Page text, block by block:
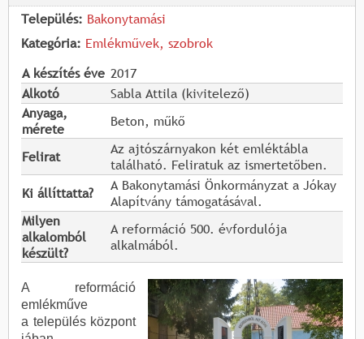
Település: Bakonytamási
Kategória: Emlékművek, szobrok
A készítés éve 2017
Alkotó
Sabla Attila (kivitelező)
Anyaga,
mérete
Beton, műkő
Felirat
Az ajtószárnyakon két emléktábla
található. Feliratuk az ismertetőben.
Ki állíttatta?
A Bakonytamási Önkormányzat a Jókay
Alapítvány támogatásával.
Milyen
alkalomból
készült?
A reformáció 500. évfordulója
alkalmából.
A reformáció
emlékműve
a település központ